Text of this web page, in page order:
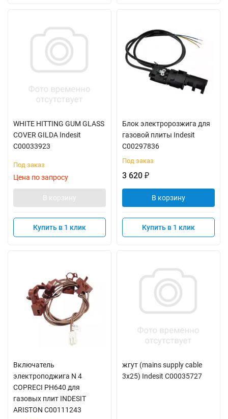
WHITE HITTING GUM GLASS
COVER GILDA Indesit
C00033923
Под заказ
Цена по запросу
В корзину
Купить в 1 клик
Блок электророзжига для
газовой плиты Indesit
C00297836
Под заказ
3 620 ₽
В корзину
Купить в 1 клик
Включатель
электроподжига N 4
COPRECI PH640 для
газовых плит INDESIT
ARISTON C00111243
жгут (mains supply cable
3x25) Indesit C00035727